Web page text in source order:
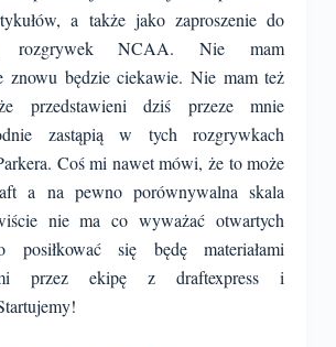
a także jako zaproszenie do
rozgrywek NCAA. Nie mam
znowu będzie ciekawie. Nie mam też
przedstawieni dziś przeze mnie
zastąpią w tych rozgrywkach
Coś mi nawet mówi, że to może
a na pewno porównywalna skala
nie ma co wyważać otwartych
posiłkować się będę materiałami
przez ekipę z draftexpress i